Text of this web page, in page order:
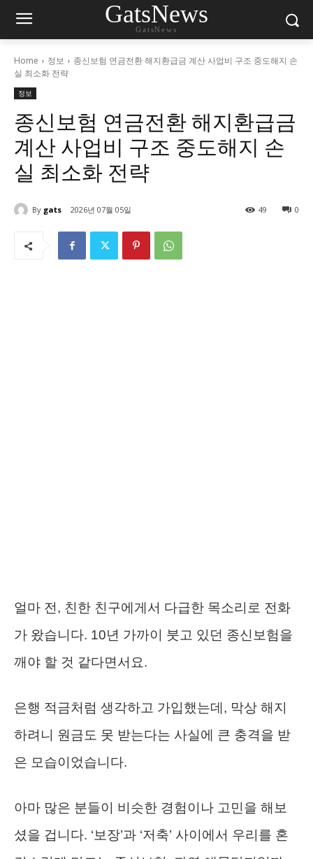
GatsNews
GatsNews
Home 정보
종신보험 연금전환 해지환급금 계산 사업비 구조 중도해지 손
실 최소화 전략
정보
종신보험 연금전환 해지환급금
계산 사업비 구조 중도해지 손
실 최소화 전략
By gats 2026년 07월 05일 0
49
얼마 전, 친한 친구에게서 다급한 목소리로 전화
가 왔습니다. 10년 가까이 붓고 있던 종신보험을
깨야 할 것 같다면서요.
은행 적금처럼 생각하고 가입했는데, 막상 해지
하려니 원금도 못 받는다는 사실에 큰 충격을 받
은 모습이었습니다.
아마 많은 분들이 비슷한 경험이나 고민을 해보
셨을 겁니다. ‘보장’과 ‘저축’ 사이에서 우리를 혼